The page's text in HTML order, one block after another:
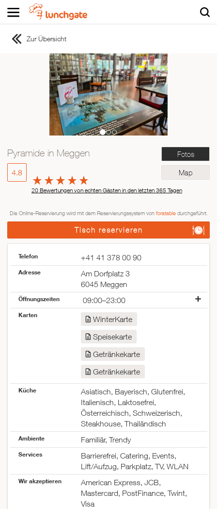
ZUR STARTSEITE
ZUR RESTAURANTSUCHE
Mexikanisch
Spanisch
Zur Übersicht
Fotos
Map
Pyramide in Meggen
4.8
20 Bewertungen von echten Gästen in den letzten 365 Tagen
Die Online-Reservierung wird mit dem Reservierungssystem von foratabledurchgeführt.
Tisch reservieren
Telefon +41 41 378 00 90
Adresse
Am Dorfplatz 3
6045 Meggen
Öffnungszeiten
09:00–23:00
Montag
09:00–23:00
09:00–23:00
09:00–23:00
09:00–23:00
09:00–23:00
geschlossen
Karten
WinterKarte
Speisekarte
Getränkekarte
Getränkekarte
Küche
Asiatisch, Bayerisch, Glutenfrei,
Italienisch, Laktosefrei,
Österreichisch, Schweizerisch,
Steakhouse, Thailändisch
Ambiente Familiär, Trendy
Services
Barrierefrei, Catering, Events,
Lift/Aufzug, Parkplatz, TV, WLAN
Wir akzeptieren
American Express, JCB,
Mastercard, PostFinance, Twint,
Visa